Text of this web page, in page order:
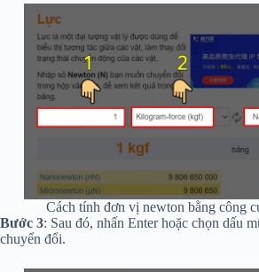
Cách tính đơn vị newton bằng công
Bước 3: Sau đó, nhấn Enter hoặc chọn dấu
chuyển đổi.